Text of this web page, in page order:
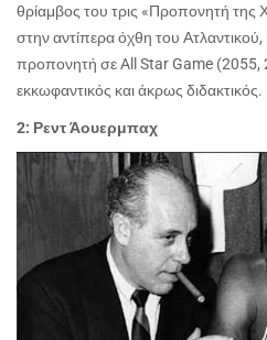
θρίαμβος του τρις «Προπονητή της
στην αντίπερα όχθη του Ατλαντικού,
προπονητή σεAll Star Game (2055,
εκκωφαντικός και άκρως διδακτικός.
2: Ρεντ Άουερμπαχ